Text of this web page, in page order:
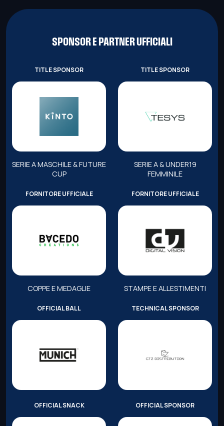
SPONSOR E PARTNER UFFICIALI
TITLE SPONSOR
SERIE A MASCHILE & FUTURE
CUP
TITLE SPONSOR
SERIE A & UNDER19
FEMMINILE
FORNITORE UFFICIALE
COPPE E MEDAGLIE
FORNITORE UFFICIALE
STAMPE E ALLESTIMENTI
OFFICIAL BALL TECHNICAL SPONSOR
OFFICIAL SNACK OFFICIAL SPONSOR